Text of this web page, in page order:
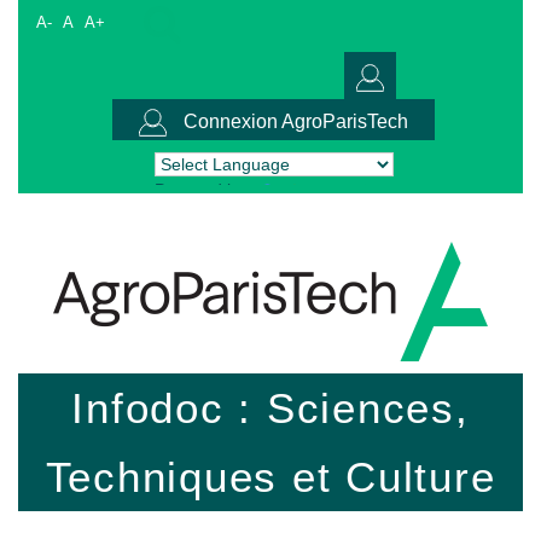
A- A A+
Connexion AgroParisTech
Powered by Translate
Infodoc : Sciences,
Techniques et Culture